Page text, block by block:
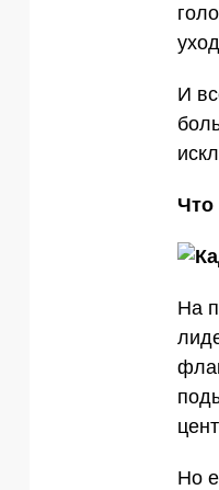
И
Что
На
Но